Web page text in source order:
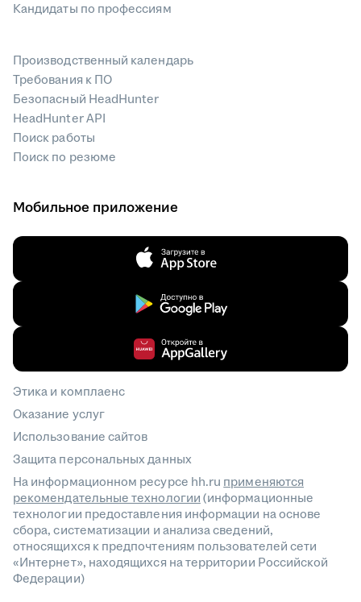
Кандидаты по профессиям
Производственный календарь
Требования к ПО
Безопасный HeadHunter
HeadHunter API
Поиск работы
Поиск по резюме
Мобильное приложение
Этика и комплаенс
Оказание услуг
Использование сайтов
Защита персональных данных
На информационном ресурсе hh.ru применяются
рекомендательные технологии(информационные
технологии предоставления информации на основе
сбора, систематизации и анализа сведений,
относящихся к предпочтениям пользователей сети
«Интернет», находящихся на территории Российской
Федерации)